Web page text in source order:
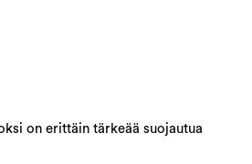
on erittäin tärkeää suojautua